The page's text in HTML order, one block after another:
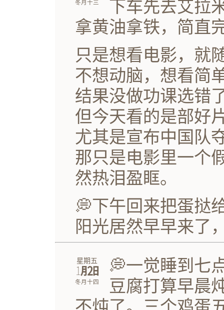
冬月十三
下车先去艾拉
拿黄油拿铁，简直
只是想看电影，就
不想动脑，想看简
结果没做功课选错
但今天看的是部好
尤其是宣布中国队
那只是电影里一个
然热泪盈眶。
💭下午回来把蛋挞
阳光居然早早来了
星期五
㋀㏡
冬月十四
💭一觉睡到七
豆腐打算早晨